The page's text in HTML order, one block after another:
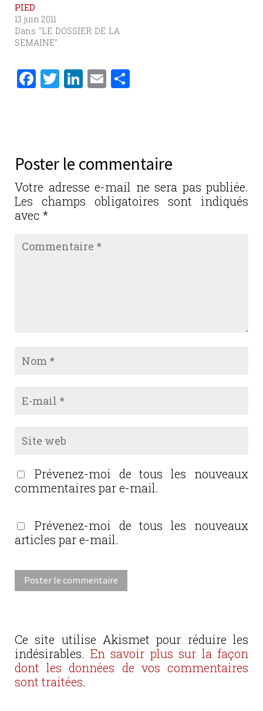
PIED
13 juin 2011
Dans "LE DOSSIER DE LA
SEMAINE"
F
b
o
o
k
T
r
Li
n
E
er
Poster le commentaire
Votre adresse e-mail ne sera pas publiée.
Les champs obligatoires sont indiqués
avec *
Prévenez-moi de tous les nouveaux
commentaires par e-mail.
Prévenez-moi de tous les nouveaux
articles par e-mail.
Ce site utilise Akismet pour réduire les
indésirables. En savoir plus sur la façon
dont les données de vos commentaires
sont traitées.